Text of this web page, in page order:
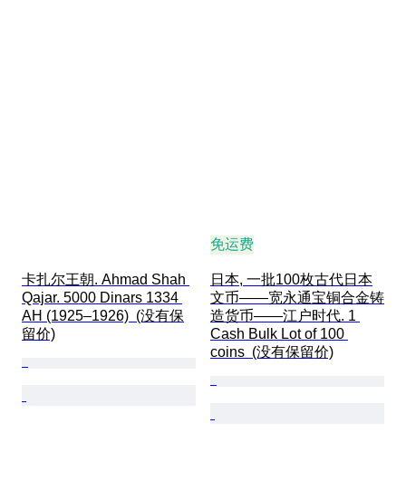
卡扎尔王朝. Ahmad Shah
Qajar. 5000 Dinars 1334
AH (1925–1926)  (没有保
留价)
免运费
日本, 一批100枚古代日本
文币——宽永通宝铜合金铸
造货币——江户时代. 1
Cash Bulk Lot of 100
coins  (没有保留价)